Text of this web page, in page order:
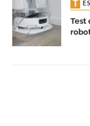
Test